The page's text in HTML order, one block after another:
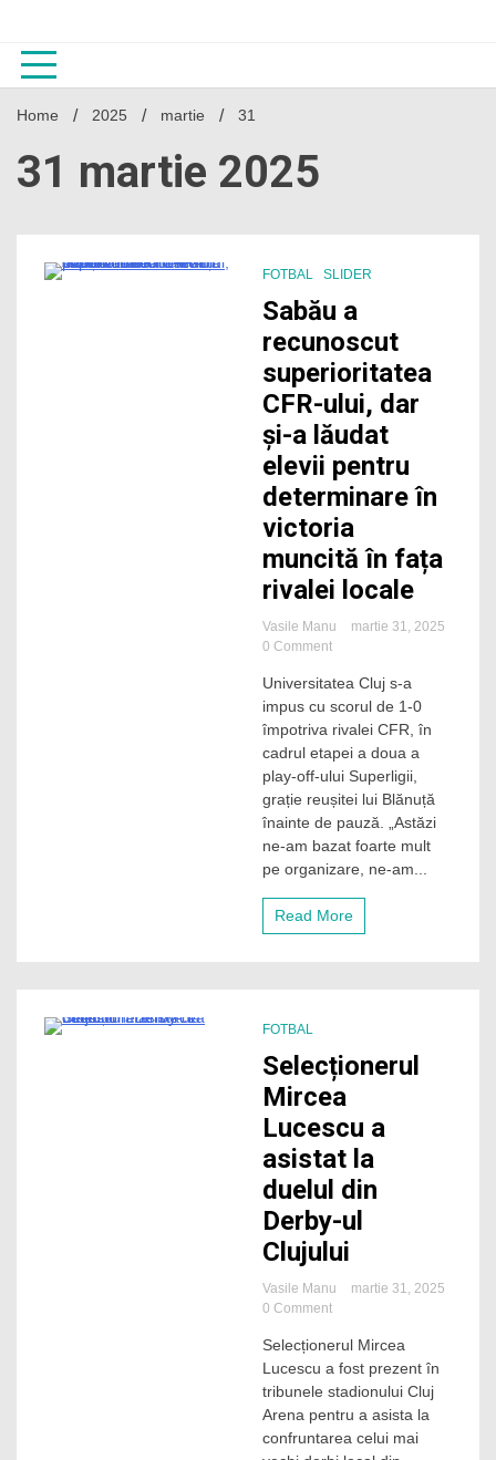
content
Home 2025 martie 31
31 martie 2025
FOTBAL SLIDER
Sabău a
recunoscut
superioritatea
CFR-ului, dar
și-a lăudat
elevii pentru
determinare în
victoria
muncită în fața
rivalei locale
Vasile Manu
martie 31, 2025
0 Commenton
a
recunoscut
superioritatea
CFR-
ului,
dar
și-
a
lăudat
elevii
în
Universitatea Cluj s-a
impus cu scorul de 1-0
împotriva rivalei CFR, în
cadrul etapei a doua a
play-off-ului Superligii,
grație reușitei lui Blănuță
înainte de pauză. „Astăzi
ne-am bazat foarte mult
pe organizare, ne-am...
Read More
FOTBAL
Selecționerul
Mircea
Lucescu a
asistat la
duelul din
Derby-ul
Clujului
Vasile Manu
martie 31, 2025
0 Commenton
Mircea
Lucescu
a
asistat
duelul
Selecționerul Mircea
Lucescu a fost prezent în
tribunele stadionului Cluj
Arena pentru a asista la
confruntarea celui mai